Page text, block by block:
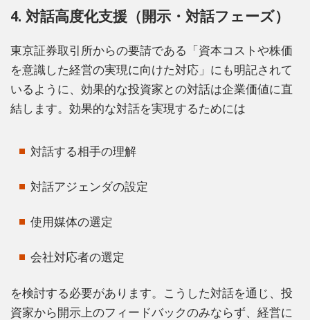
4. 対話高度化支援（開示・対話フェーズ）
東京証券取引所からの要請である「資本コストや株価
を意識した経営の実現に向けた対応」にも明記されて
いるように、効果的な投資家との対話は企業価値に直
結します。効果的な対話を実現するためには
対話する相手の理解
対話アジェンダの設定
使用媒体の選定
会社対応者の選定
を検討する必要があります。こうした対話を通じ、投
資家から開示上のフィードバックのみならず、経営に